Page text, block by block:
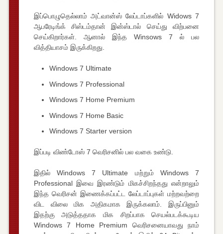
இப்பொழுதெல்லாம் அட்வான்ஸ் லேப்டாப்களில் Widows 7
ஆபரேடிங்க் சிஸ்டம்தான் இன்ஸ்டால் செய்து விற்பனை
செய்கிறார்கள். ஆனால் இந்த Winsows 7 ல் பல
வித்தியாசம் இருக்கிறது.
Windows 7 Ultimate
Windows 7 Professional
Windows 7 Home Premium
Windows 7 Home Basic
Windows 7 Starter version
இப்படி விண்டோஸ் 7 வெரிசனில் பல வகை உண்டு.
இதில் Windows 7 Ultimate மற்றும் Windows 7
Professional இவை இரண்டும் மிகச்சிறந்தது என்றாலும்
இந்த வெரிசன் இணைக்கப்பட்ட லேப்டாப்புகள் மற்றவற்றை
விட விலை மிக அதிகமாக இருக்கலாம். இருப்பினும்
இதற்கு அடுத்ததாக மிக சிறப்பாக செயல்படக்கூடிய
Windows 7 Home Premium வெரிசனையாவது நாம்